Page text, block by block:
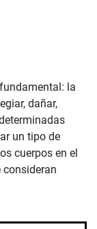
la
dañar,
un tipo de
cuerpos en el
consideran